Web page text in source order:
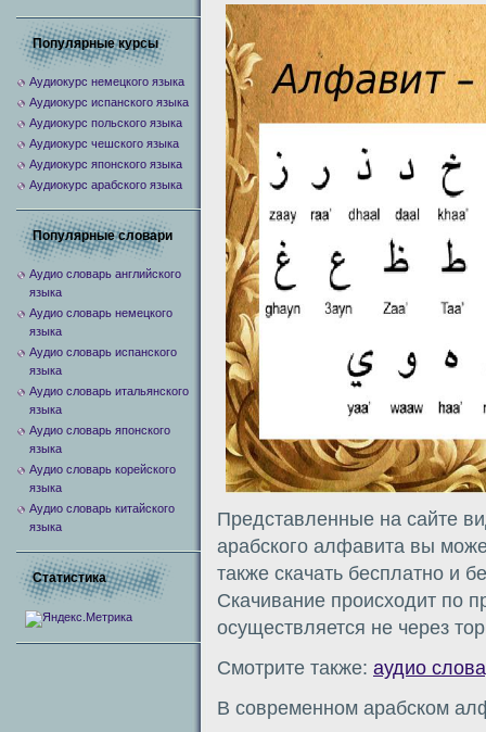
Представленные на сайте
арабского алфавита вы
также скачать бесплатно и
Скачивание происходит по
осуществляется не через
Смотрите также: аудио
В современном арабском
Популярные курсы
Аудиокурс немецкого языка
Аудиокурс испанского языка
Аудиокурс польского языка
Аудиокурс чешского языка
Аудиокурс японского языка
Аудиокурс арабского языка
Популярные словари
Аудио словарь английского
языка
Аудио словарь немецкого
языка
Аудио словарь испанского
языка
Аудио словарь итальянского
языка
Аудио словарь японского
языка
Аудио словарь корейского
языка
Аудио словарь китайского
языка
Статистика